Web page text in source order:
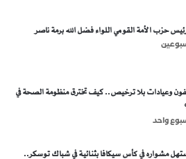
حزب الأمة القومي اللواء فضل الله برمة ناصر
وعيادات بلا ترخيص.. كيف تخترق منظومة الصحة في
واحد
مشواره في كأس سيكافا بثنائية في شباك توسكر..